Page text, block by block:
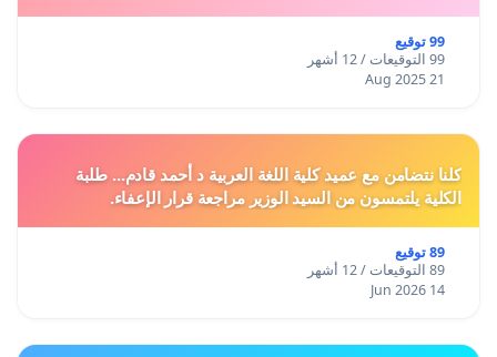
99 توقيع
99 التوقيعات / 12 أشهر
21 Aug 2025
كلنا نتضامن مع عميد كلية اللغة العربية د أحمد قادم... طلبة
الكلية يلتمسون من السيد الوزير مراجعة قرار الإعفاء.
89 توقيع
89 التوقيعات / 12 أشهر
14 Jun 2026